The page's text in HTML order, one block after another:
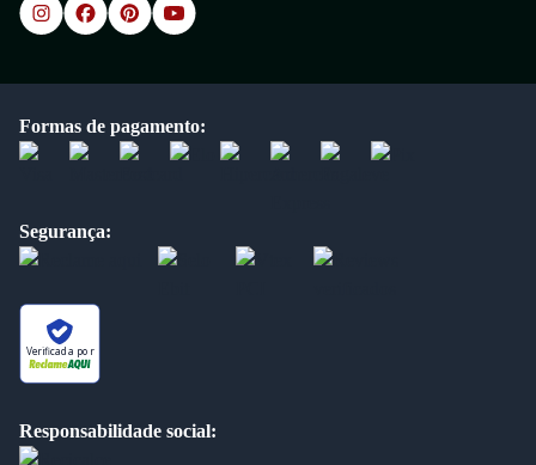
Formas de pagamento:
Segurança:
Verificada por
Responsabilidade social: